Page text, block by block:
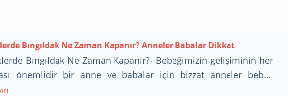
Bıngıldak Ne Zaman Kapanır? Anneler Babalar Dikkat
Bıngıldak Ne Zaman Kapanır?- Bebeğimizin gelişiminin her
önemlidir bir anne ve babalar için bizzat anneler bebek
ile alakalı daha fazla araştırma yapmaktadırlar. Kulaktan